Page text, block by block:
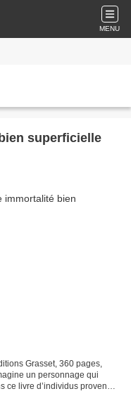
MENU
superficielle
Grasset, 360 pages,
un personnage qui
livre d’individus provenant